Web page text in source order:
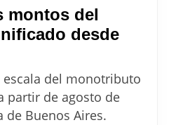
montos del
desde
escala del monotributo
partir de agosto de
de Buenos Aires.